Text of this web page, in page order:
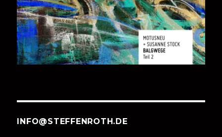
INFO@STEFFENROTH.DE